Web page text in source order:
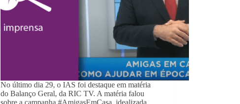
No último dia 29, o IAS foi destaque em matéria
do Balanço Geral, da RIC TV. A matéria falou
sobre a campanha #AmigasEmCasa, idealizada